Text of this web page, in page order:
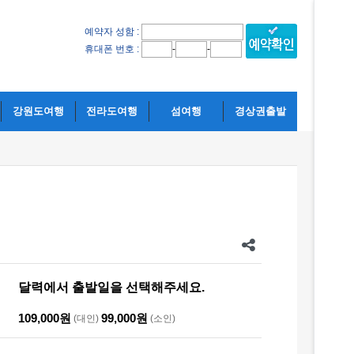
예약자 성함 :
휴대폰 번호 :
- -
강원도여행 전라도여행 섬여행 경상권출발
달력에서 출발일을 선택해주세요.
109,000원 (대인) 99,000원 (소인)